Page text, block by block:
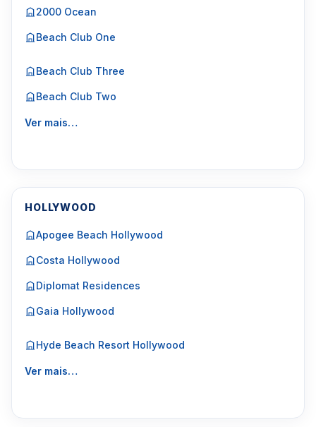
2000 Ocean
Beach Club One
Beach Club Three
Beach Club Two
Ver mais…
HOLLYWOOD
Apogee Beach Hollywood
Costa Hollywood
Diplomat Residences
Gaia Hollywood
Hyde Beach Resort Hollywood
Ver mais…